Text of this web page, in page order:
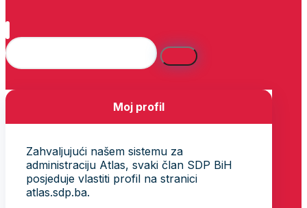
Moj profil
Zahvaljujući našem sistemu za
administraciju Atlas, svaki član SDP BiH
posjeduje vlastiti profil na stranici
atlas.sdp.ba.